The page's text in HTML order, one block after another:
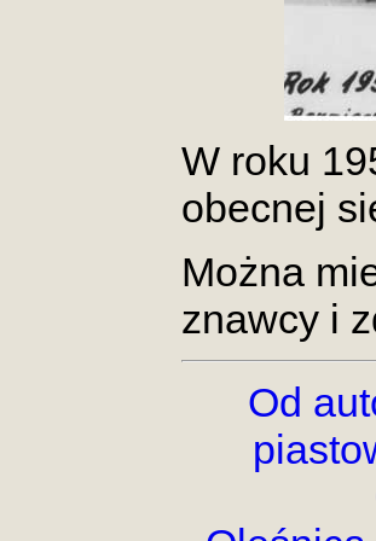
W roku
obecnej
Można
znawcy i
Od